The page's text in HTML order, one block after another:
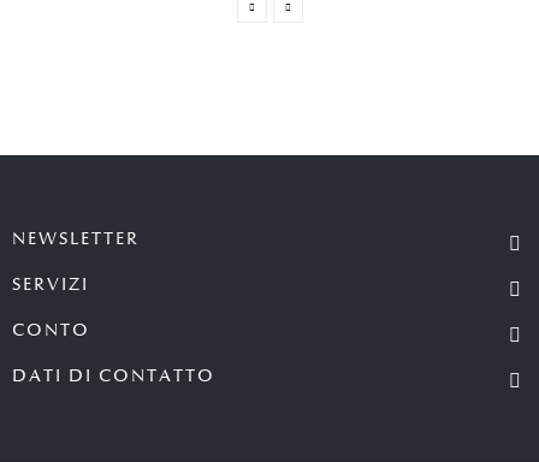
NEWSLETTER
SERVIZI
CONTO
DATI DI CONTATTO